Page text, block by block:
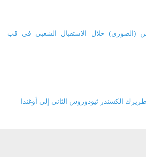
(الصوري) خلال الاستقبال الشعبي في قب
الكسندر ثيودوروس الثاني إلى أوغندا